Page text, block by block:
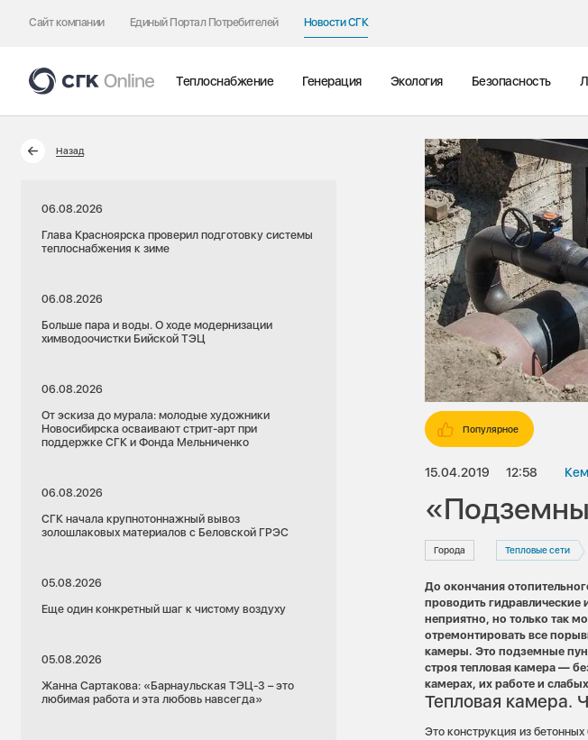
Сайт компании Единый Портал Потребителей Новости СГК
Теплоснабжение Генерация Экология Безопасность
Назад
06.08.2026
Глава Красноярска проверил подготовку системы
теплоснабжения к зиме
06.08.2026
Больше пара и воды. О ходе модернизации
химводоочистки Бийской ТЭЦ
06.08.2026
От эскиза до мурала: молодые художники
Новосибирска осваивают стрит-арт при
поддержке СГК и Фонда Мельниченко
06.08.2026
СГК начала крупнотоннажный вывоз
золошлаковых материалов с Беловской ГРЭС
05.08.2026
Еще один конкретный шаг к чистому воздуху
05.08.2026
Жанна Сартакова: «Барнаульская ТЭЦ-3 – это
любимая работа и эта любовь навсегда»
Популярное
15.04.2019 12:58
Города Тепловые сети
До окончания
проводить гидравлические
неприятно, но только так
отремонтировать все
камеры. Это подземные
строя тепловая камера —
камерах, их работе и
Тепловая камера.
Это конструкция из